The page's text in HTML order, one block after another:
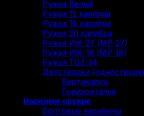
Ружья Benelli
Ружья 12 калибра
Ружья 16 калибра
Ружья 20 калибра
Ружья ИЖ-27 (МР-27)
Ружья ИЖ-18 (МР-18)
Ружья ТОЗ-34
Двустволки
Вертикалки
Горизонталки
Нарезное оружие
Болтовые карабины